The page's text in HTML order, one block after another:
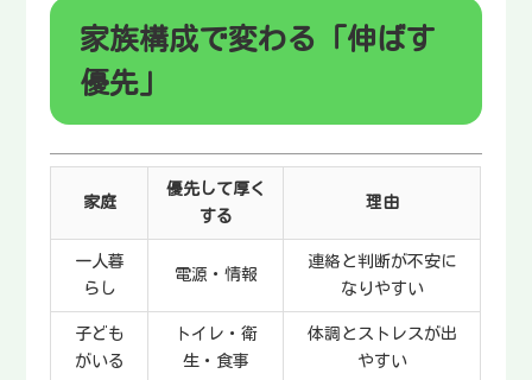
家族構成で変わる「伸ばす
優先」
家庭
優先して厚く
する
理由
一人暮
らし
電源・情報
連絡と判断が不安に
なりやすい
子ども
がいる
トイレ・衛
生・食事
体調とストレスが出
やすい